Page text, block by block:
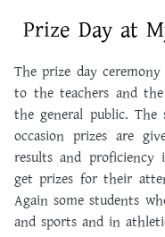
Prize Day at
The prize day
to the teachers and
the general public.
occasion prizes are
results and proficiency
get prizes for their
Again some students
and sports and in